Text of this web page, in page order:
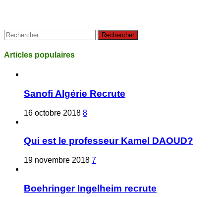
Rechercher :
Articles populaires
Sanofi Algérie Recrute
16 octobre 2018 8
Qui est le professeur Kamel DAOUD?
19 novembre 2018 7
Boehringer Ingelheim recrute